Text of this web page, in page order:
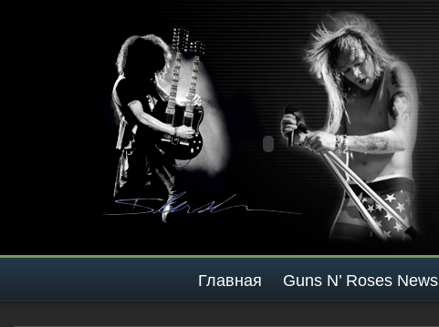
Главная Guns N’ Roses News